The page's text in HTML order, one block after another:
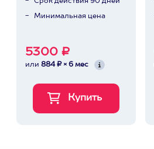
Минимальная цена
5300 ₽
или 884 ₽ × 6 мес